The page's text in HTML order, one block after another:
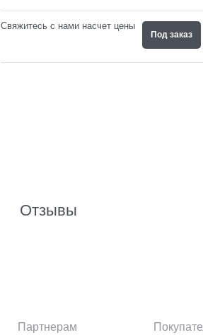
Свяжитесь с нами насчет цены
Под заказ
Отзывы
Партнерам